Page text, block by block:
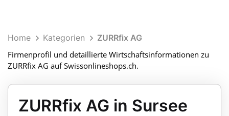
Home Kategorien
ZURRfix AG
Firmenprofil und detaillierte Wirtschaftsinformationen zu
ZURRfix AG auf Swissonlineshops.ch.
ZURRfix AG in Sursee